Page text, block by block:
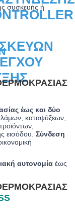
συσκευής ή
έως και δύο
καταψύξεων,
εισόδου. Σύνδεση
αυτονομία έως